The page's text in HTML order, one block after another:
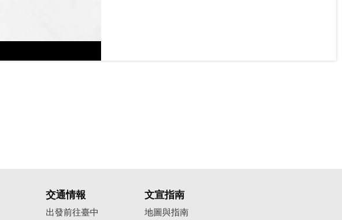
交通情報
出發前往臺中
文宣指南
地圖與指南